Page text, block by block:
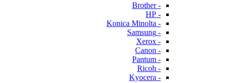
- Brother
- HP
- Konica Minolta
- Samsung
- Xerox
- Canon
- Pantum
- Ricoh
- Kyocera